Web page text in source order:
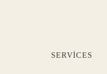
SERVICES